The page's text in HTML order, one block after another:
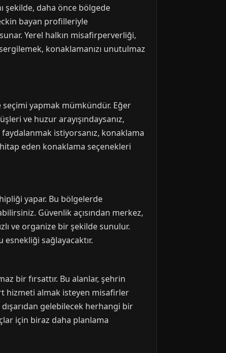
şekilde, daha önce bölgede
bayan profilleriyle
Yerel halkın misafirperverliği,
konaklamanızı unutulmaz
seçimi yapmak mümkündür. Eğer
ve huzur arayışındaysanız,
istiyorsanız, konaklama
eden konaklama seçenekleri
yapar. Bu bölgelerde
Güvenlik açısından merkez,
ve organize bir şekilde sunulur.
sağlayacaktır.
bir fırsattır. Bu alanlar, şehrin
hizmeti almak isteyen misafirler
gelebilecek herhangi bir
için biraz daha planlama